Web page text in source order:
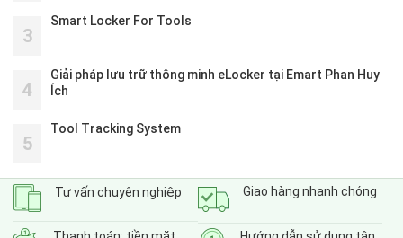
3
Smart Locker For Tools
4
Giải pháp lưu trữ thông minh eLocker tại Emart Phan Huy
Ích
5
Tool Tracking System
Tư vấn chuyên nghiệp Giao hàng nhanh chóng